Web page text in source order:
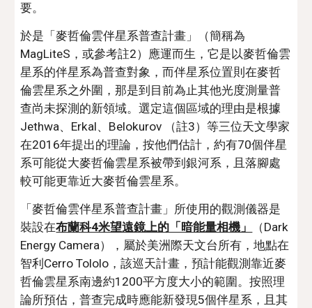
要。
於是「麥哲倫雲伴星系普查計畫」（簡稱為
MagLiteS，或參考註2）應運而生，它是以麥哲倫雲
星系的伴星系為普查對象，而伴星系位置則在麥哲
倫雲星系之外圍，那是到目前為止其他光度測量普
查尚未探測的新領域。選定這個區域的理由是根據
Jethwa、Erkal、Belokurov （註3）等三位天文學家
在2016年提出的理論，按他們估計，約有70個伴星
系可能從大麥哲倫雲星系被帶到銀河系，且落腳處
較可能更靠近大麥哲倫雲星系。
「麥哲倫雲伴星系普查計畫」所使用的觀測儀器是
裝設在布蘭科4米望遠鏡上的「暗能量相機」
（Dark
Energy Camera），屬於美洲際天文台所有，地點在
智利Cerro Tololo，該巡天計畫，預計能觀測靠近麥
哲倫雲星系南邊約1200平方度大小的範圍。按照理
論所預估，普查完成時應能新發現5個伴星系，且其